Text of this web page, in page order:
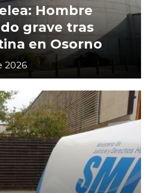
Hombre
grave tras
en Osorno
2026